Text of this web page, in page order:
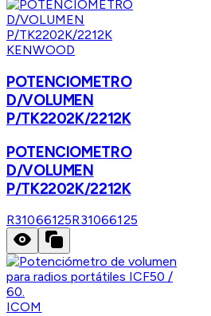
KENWOOD
POTENCIOMETRO
D/VOLUMEN
P/TK2202K/2212K
POTENCIOMETRO
D/VOLUMEN
P/TK2202K/2212K
R31066125R31066125
ICOM